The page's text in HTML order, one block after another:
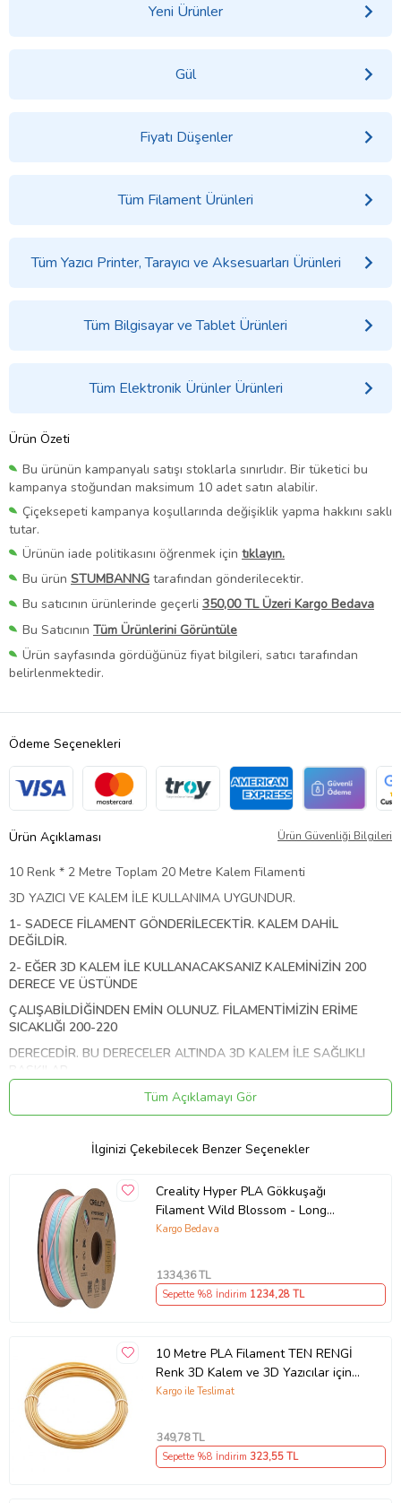
Yeni Ürünler
Gül
Fiyatı Düşenler
Tüm Filament Ürünleri
Tüm Yazıcı Printer, Tarayıcı ve Aksesuarları Ürünleri
Tüm Bilgisayar ve Tablet Ürünleri
Tüm Elektronik Ürünler Ürünleri
Ürün Özeti
Bu ürünün kampanyalı satışı stoklarla sınırlıdır. Bir tüketici bu
kampanya stoğundan maksimum 10 adet satın alabilir.
Çiçeksepeti kampanya koşullarında değişiklik yapma hakkını saklı
tutar.
Ürünün iade politikasını öğrenmek için tıklayın.
Bu ürün STUMBANNG tarafından gönderilecektir.
Bu satıcının ürünlerinde geçerli 350,00 TL Üzeri Kargo Bedava
Bu Satıcının Tüm Ürünlerini Görüntüle
Ürün sayfasında gördüğünüz fiyat bilgileri, satıcı tarafından
belirlenmektedir.
Ödeme Seçenekleri
Ürün Açıklaması Ürün Güvenliği Bilgileri
10 Renk * 2 Metre Toplam 20 Metre Kalem Filamenti
3D YAZICI VE KALEM İLE KULLANIMA UYGUNDUR.
1- SADECE FİLAMENT GÖNDERİLECEKTİR. KALEM DAHİL
DEĞİLDİR.
2- EĞER 3D KALEM İLE KULLANACAKSANIZ KALEMİNİZİN 200
DERECE VE ÜSTÜNDE
ÇALIŞABİLDİĞİNDEN EMİN OLUNUZ. FİLAMENTİMİZİN ERİME
SICAKLIĞI 200-220
DERECEDİR. BU DERECELER ALTINDA 3D KALEM İLE SAĞLIKLI
Erime sıcaklığı = 195 - 230
Ürün Kodu:kcm75541234
Tüm Açıklamayı Gör
İlginizi Çekebilecek Benzer Seçenekler
Creality Hyper PLA Gökkuşağı
Filament Wild Blossom - Long
1.75mm 1kg
Kargo Bedava
1334,36 TL
Sepette %8 İndirim 1234,28 TL
10 Metre PLA Filament TEN RENGİ
Renk 3D Kalem ve 3D Yazıcılar için
Uygundur
Kargo ile Teslimat
349,78 TL
Sepette %8 İndirim 323,55 TL